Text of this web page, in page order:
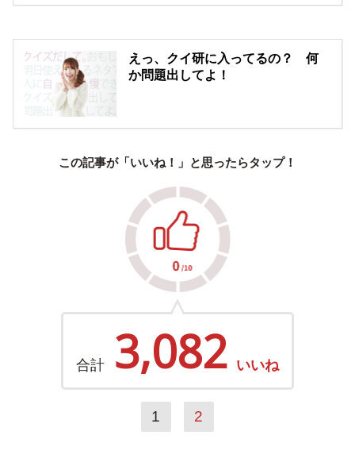
えっ、クイ研に入ってるの？ 何
か問題出してよ！
この記事が「いいね！」と思ったらタップ！
合計 3,082 いいね
1 2